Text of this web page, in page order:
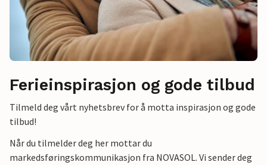
Ferieinspirasjon og gode tilbud
Tilmeld deg vårt nyhetsbrev for å motta inspirasjon og gode
tilbud!
Når du tilmelder deg her mottar du
markedsføringskommunikasjon fra NOVASOL. Vi sender deg